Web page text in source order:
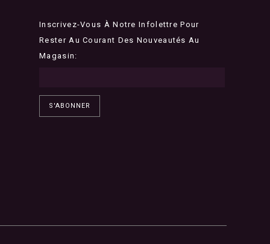
Inscrivez-Vous À Notre Infolettre Pour
Rester Au Courant Des Nouveautés Au
Magasin:
S'ABONNER